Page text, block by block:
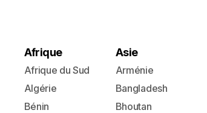
Afrique
Afrique du Sud
Algérie
Bénin
Asie
Arménie
Bangladesh
Bhoutan